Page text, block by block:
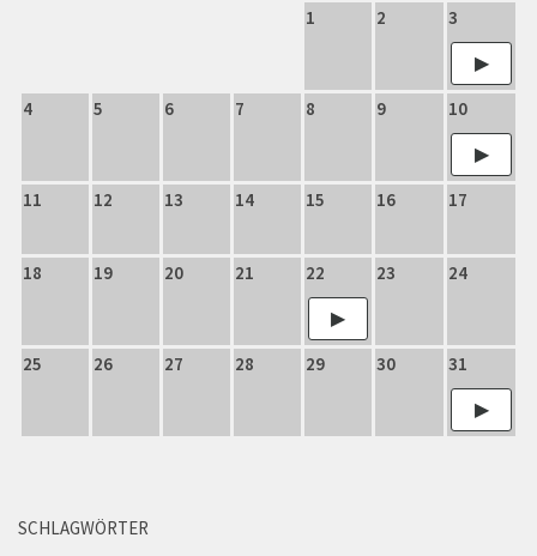
1 2 3
4 5 6 7 8 9 10
11 12 13 14 15 16 17
18 19 20 21 22 23 24
25 26 27 28 29 30 31
SCHLAGWÖRTER